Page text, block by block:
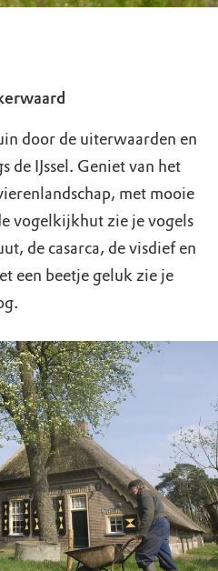
door de uiterwaarden en
de IJssel. Geniet van het
met mooie
vogelkijkhut zie je vogels
de casarca, de visdief en
een beetje geluk zie je